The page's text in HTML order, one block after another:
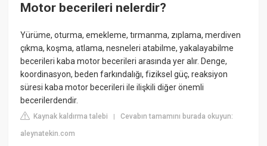
Motor becerileri nelerdir?
Yürüme, oturma, emekleme, tırmanma, zıplama, merdiven
çıkma, koşma, atlama, nesneleri atabilme, yakalayabilme
becerileri kaba motor becerileri arasında yer alır. Denge,
koordinasyon, beden farkındalığı, fiziksel güç, reaksiyon
süresi kaba motor becerileri ile ilişkili diğer önemli
becerilerdendir.
Kaynak kaldırma talebi |Cevabın tamamını burada okuyun:
aleynatekin.com